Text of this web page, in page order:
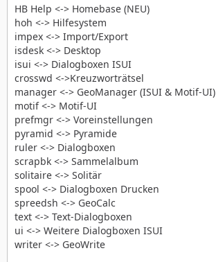
HB Help <-> Homebase (NEU)
hoh <-> Hilfesystem
impex <-> Import/Export
isdesk <-> Desktop
isui <-> Dialogboxen ISUI
crosswd <->Kreuzworträtsel
manager <-> GeoManager (ISUI & Motif-UI)
motif <-> Motif-UI
prefmgr <-> Voreinstellungen
pyramid <-> Pyramide
ruler <-> Dialogboxen
scrapbk <-> Sammelalbum
solitaire <-> Solitär
spool <-> Dialogboxen Drucken
spreedsh <-> GeoCalc
text <-> Text-Dialogboxen
ui <-> Weitere Dialogboxen ISUI
writer <-> GeoWrite